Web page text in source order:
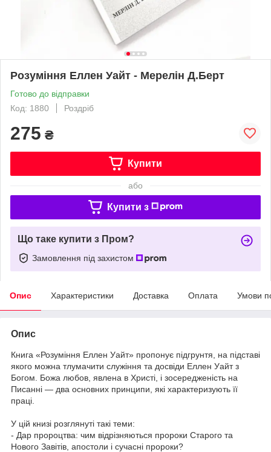
Розуміння Еллен Уайт - Мерелін Д.Берт
Готово до відправки
Код: 1880
Роздріб
275 ₴
Купити
або
Купити з
Що таке купити з Пром?
Замовлення під захистом
Опис Характеристики Доставка Оплата Умови
Опис
Книга «Розуміння Еллен Уайт» пропонує підгрунтя, на підставі
якого можна тлумачити служіння та досвіди Еллен Уайт з
Богом. Божа любов, явлена в Христі, і зосередженість на
Писанні — два основних принципи, які характеризують її
праці.
У цій книзі розглянуті такі теми:
- Дар пророцтва: чим відрізняються пророки Старого та
Нового Завітів, апостоли і сучасні пророки?